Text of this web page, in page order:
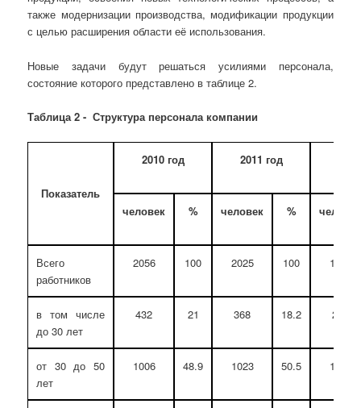
также модернизации производства, модификации продукции
с целью расширения области её использования.
Новые задачи будут решаться усилиями персонала,
состояние которого представлено в таблице 2.
Таблица 2 - Структура персонала компании
Показатель
2010 год 2011 год
человек % человек %
Всего
работников
2056 100 2025 100 1954
в том числе
до 30 лет
432 21 368 18.2 205
от 30 до 50
лет
1006 48.9 1023 50.5 1162